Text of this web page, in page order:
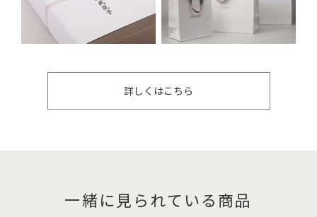
詳しくはこちら
一緒に見られている商品